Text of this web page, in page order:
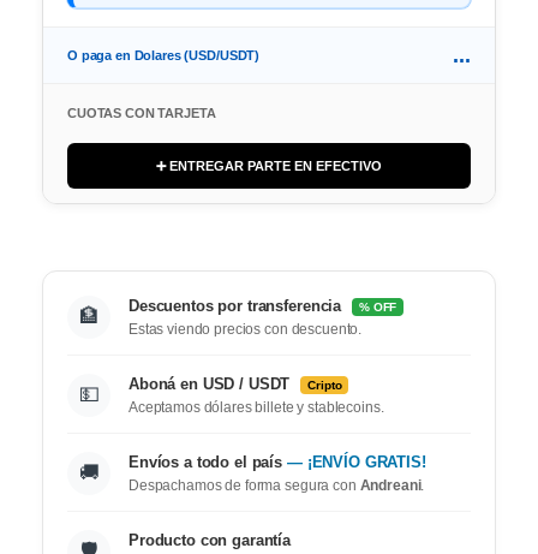
O paga en Dolares (USD/USDT) ...
CUOTAS CON TARJETA
➕ ENTREGAR PARTE EN EFECTIVO
🏦 Descuentos por transferencia % OFF
Estas viendo precios con descuento.
💵 Aboná en USD / USDT Cripto
Aceptamos dólares billete y stablecoins.
🚚 Envíos a todo el país — ¡ENVÍO GRATIS!
Despachamos de forma segura con Andreani.
Producto con garantía